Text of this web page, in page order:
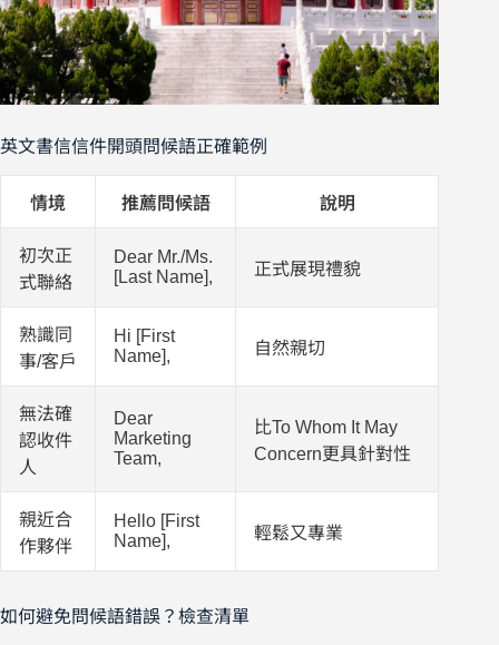
英文書信信件開頭問候語正確範例
情境 推薦問候語 說明
初次正
式聯絡
Dear Mr./Ms.
[Last Name],
正式展現禮貌
熟識同
事/客戶
Hi [First
Name],
自然親切
無法確
認收件
人
Dear
Marketing
Team,
比To Whom It May
Concern更具針對性
親近合
作夥伴
Hello [First
Name],
輕鬆又專業
如何避免問候語錯誤？檢查清單